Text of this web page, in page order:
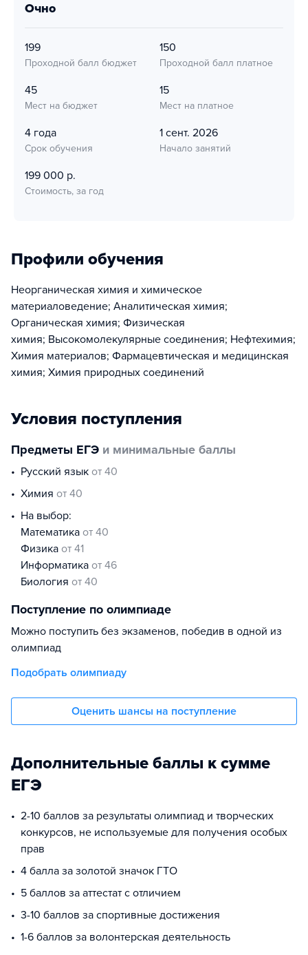
очно
199
Проходной балл бюджет
150
Проходной балл платное
45
Мест на бюджет
15
Мест на платное
4 года
Срок обучения
1 сент. 2026
Начало занятий
199 000 р.
Стоимость, за год
Профили обучения
Неорганическая химия и химическое
материаловедение; Аналитическая химия;
Органическая химия; Физическая
химия; Высокомолекулярные соединения; Нефтехимия;
Химия материалов; Фармацевтическая и медицинская
химия; Химия природных соединений
Условия поступления
Предметы ЕГЭ и минимальные баллы
русский язык от 40
химия от 40
На выбор:
математика от 40
физика от 41
информатика от 46
биология от 40
Поступление по олимпиаде
Можно поступить без экзаменов, победив в одной из
олимпиад
Подобрать олимпиаду
Оценить шансы на поступление
Дополнительные баллы к сумме
ЕГЭ
2-10 баллов за результаты олимпиад и творческих
конкурсов, не используемые для получения особых
прав
4 балла за золотой значок ГТО
5 баллов за аттестат с отличием
3-10 баллов за спортивные достижения
1-6 баллов за волонтерская деятельность